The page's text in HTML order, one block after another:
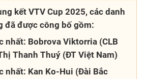
kết VTV Cup 2025, các danh
đã được công bố gồm:
nhất: Bobrova Viktorria (CLB
Thanh Thuý (ĐT Việt Nam)
nhất: Kan Ko-Hui (Đài Bắc